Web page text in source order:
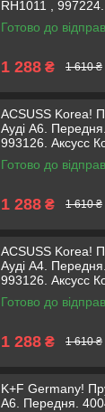
RH1011 ,
Готово до
1 288 ₴ 1 610 ₴
ACSUSS Korea!
Ауді А6.
993126. Аксусс
Готово до
1 288 ₴ 1 610 ₴
ACSUSS Korea!
Ауді А4.
993126. Аксусс
Готово до
1 288 ₴ 1 610 ₴
K+F Germany!
А6. Передня.